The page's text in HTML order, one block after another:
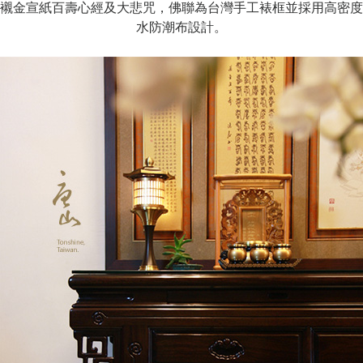
金宣紙百壽心經及大悲咒，佛聯為台灣手工裱框並採用高密
水防潮布設計。